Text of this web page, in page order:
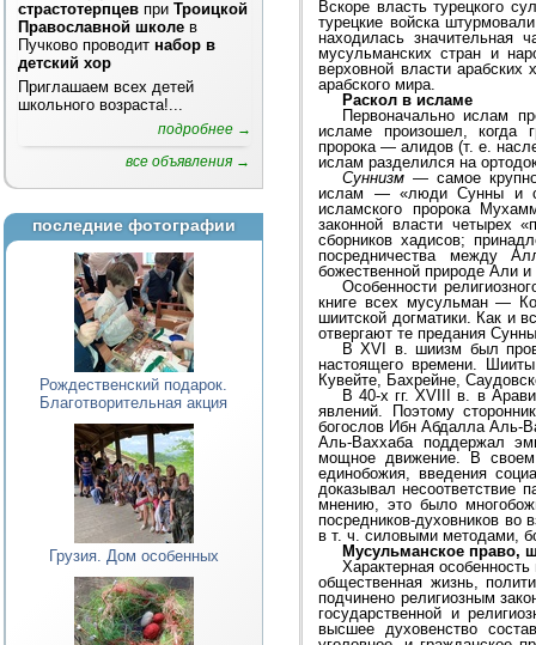
страстотерпцев при Троицкой
Православной школе в
Пучково проводит набор в
детский хор
Приглашаем всех детей
школьного возраста!...
подробнее →
все объявления →
последние фотографии
Рождественский подарок.
Благотворительная акция
Грузия. Дом особенных
Вскоре власть турецкого
турецкие войска
находилась значительная
мусульманских стран и
верховной власти
арабского мира.
Раскол в исламе
Первоначально ислам
исламе произошел, когда
пророка — алидов (т. е.
ислам разделился на
Суннизм— самое
ислам — «люди Сунны и
исламского пророка
законной власти четырех
сборников хадисов;
посредничества между
божественной природе Али
Особенности
книге всех мусульман —
шиитской догматики. Как и
отвергают те предания
В XVI в. шиизм был
настоящего времени.
Кувейте, Бахрейне,
В 40-х гг. XVIII в. в
явлений. Поэтому
богослов Ибн Абдалла Аль-
Аль-Ваххаба поддержал
мощное движение. В своем
единобожия, введения
доказывал несоответствие
мнению, это было
посредников-духовников
в т. ч. силовыми методами,
Мусульманское право,
Характерная
общественная жизнь,
подчинено религиозным
государственной и
высшее духовенство